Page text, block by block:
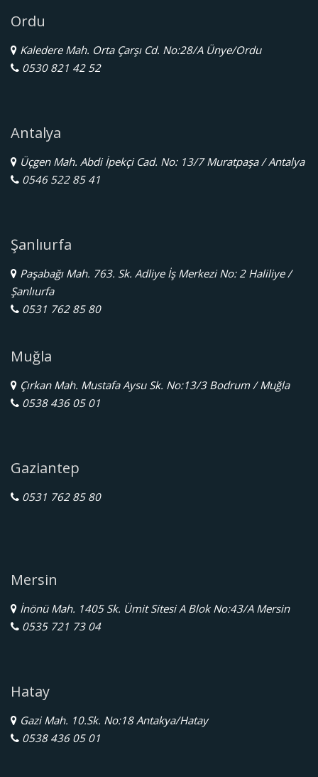
Ordu
Kaledere Mah. Orta Çarşı Cd. No:28/A Ünye/Ordu
0530 821 42 52
Antalya
Üçgen Mah. Abdi İpekçi Cad. No: 13/7 Muratpaşa / Antalya
0546 522 85 41
Şanlıurfa
Paşabağı Mah. 763. Sk. Adliye İş Merkezi No: 2 Haliliye /
Şanlıurfa
0531 762 85 80
Muğla
Çırkan Mah. Mustafa Aysu Sk. No:13/3 Bodrum / Muğla
0538 436 05 01
Gaziantep
0531 762 85 80
Mersin
İnönü Mah. 1405 Sk. Ümit Sitesi A Blok No:43/A Mersin
0535 721 73 04
Hatay
Gazi Mah. 10.Sk. No:18 Antakya/Hatay
0538 436 05 01